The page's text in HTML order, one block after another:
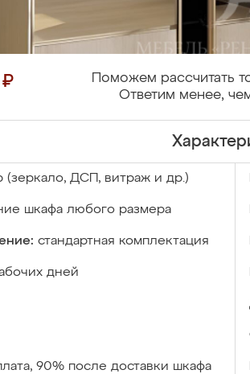
₽
Поможем рассчитать
Ответим менее,
(зеркало, ДСП, витраж и др.)
шкафа любого размера
стандартная комплектация
дней
90% после доставки шкафа